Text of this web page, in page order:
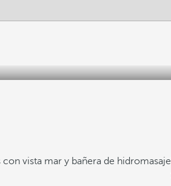
vista mar y bañera de hidromasaje